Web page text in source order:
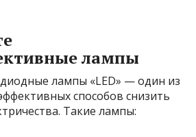
лампы
лампы «LED» — один из
способов снизить
Такие лампы: